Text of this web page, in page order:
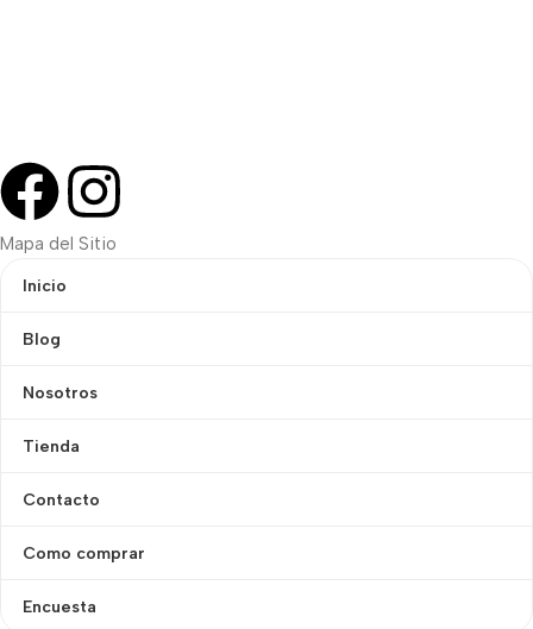
Mapa del Sitio
Inicio
Blog
Nosotros
Tienda
Contacto
Como comprar
Encuesta